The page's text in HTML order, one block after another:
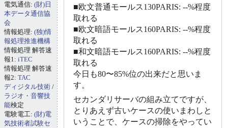
■欧文普通モールス130PARIS: --%程度
取れる
■欧文暗語モールス160PARIS: --%程度
取れる
■和文暗語モールス160PARIS: --%程度
取れる
今日も80〜85%位の出来だと思いま
す。
セカンダリサーバの組み立てですが、
とりあえず古いケースの使いまわしと
いうことで、ケースの掃除をやってい
電気通信: (財)日
本データ通信協
会
情報処理: (独)情
報処理推進機構
情報処理 解答速
報1: iTEC
情報処理 解答速
報2: TAC
ディジタル技術 /
ラジオ・音響技
能検定
電験電工: (財)電
気技術者試験セ